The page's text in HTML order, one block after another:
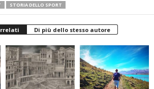
STORIA DELLO SPORT
Di più dello stesso autore